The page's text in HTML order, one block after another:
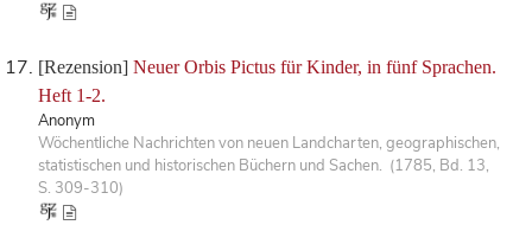
[Rezension] Neuer Orbis Pictus für Kinder, in fünf Sprachen.
Heft 1-2.
Anonym
Wöchentliche Nachrichten von neuen Landcharten, geographischen,
statistischen und historischen Büchern und Sachen. (1785, Bd. 13,
S. 309-310)